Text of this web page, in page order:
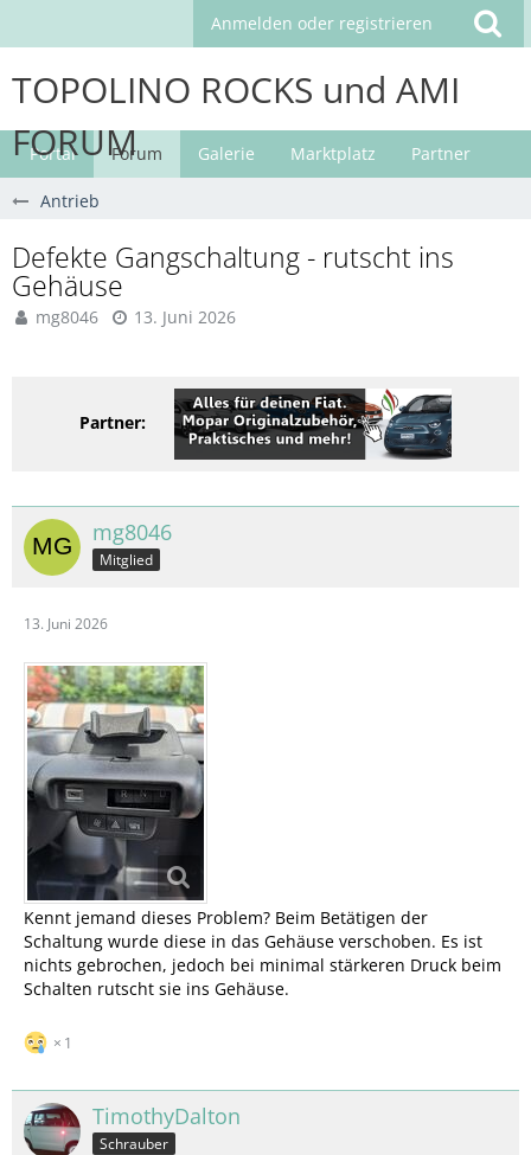
Anmelden oder registrieren
TOPOLINO ROCKS und AMI
FORUM
Portal Forum Galerie Marktplatz Partner
Antrieb
Defekte Gangschaltung - rutscht ins
Gehäuse
mg8046 13. Juni 2026
Partner:
mg8046
Mitglied
13. Juni 2026
Kennt jemand dieses Problem? Beim Betätigen der
Schaltung wurde diese in das Gehäuse verschoben. Es ist
nichts gebrochen, jedoch bei minimal stärkeren Druck beim
Schalten rutscht sie ins Gehäuse.
1
TimothyDalton
Schrauber